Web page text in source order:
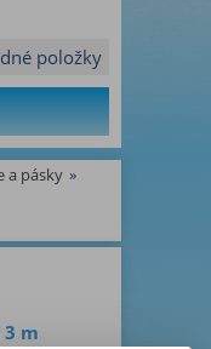
položky
a pásky »
3 m